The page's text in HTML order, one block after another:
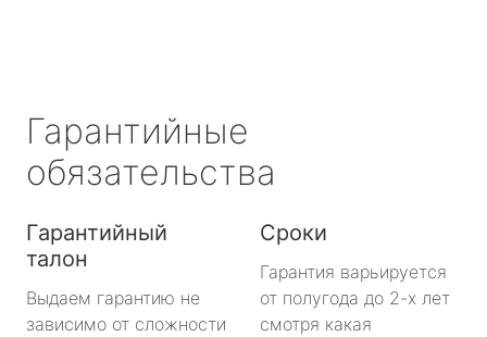
Гарантийные
обязательства
Гарантийный
талон
Выдаем гарантию не
зависимо от сложности
Сроки
Гарантия варьируется
от полугода до 2-х лет
смотря какая